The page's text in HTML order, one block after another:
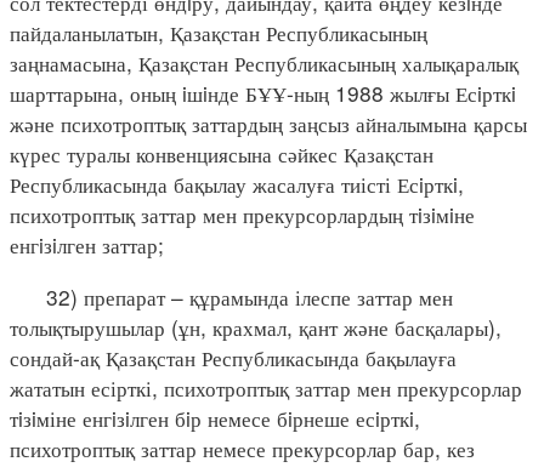
пайдаланылатын, Қазақстан Республикасының
заңнамасына, Қазақстан Республикасының халықаралық
шарттарына, оның iшiнде БҰҰ-ның 1988 жылғы Есiрткi
және психотроптық заттардың заңсыз айналымына қарсы
күрес туралы конвенциясына сәйкес Қазақстан
Республикасында бақылау жасалуға тиісті Есiрткi,
психотроптық заттар мен прекурсорлардың тiзiмiне
енгiзiлген заттар;
32) препарат – құрамында ілеспе заттар мен
толықтырушылар (ұн, крахмал, қант және басқалары),
сондай-ақ Қазақстан Республикасында бақылауға
жататын есірткі, психотроптық заттар мен прекурсорлар
тiзiміне енгiзiлген бiр немесе бiрнеше есiрткi,
психотроптық заттар немесе прекурсорлар бар, кез